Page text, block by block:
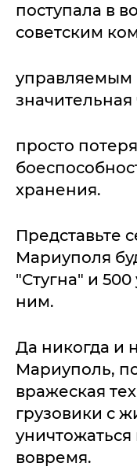
поступала в
советским
управляемым
значительная
просто
хранения.
Представьте
Мариуполя
"Стугна" и
ним.
Да никогда и
Мариуполь,
вражеская
грузовики с
уничтожаться
вовремя.